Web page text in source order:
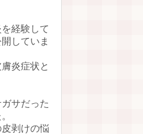
経験して
していま
炎症状と
サだった
剥けの悩